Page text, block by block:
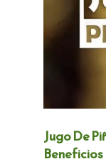
Jugo De
Beneficios